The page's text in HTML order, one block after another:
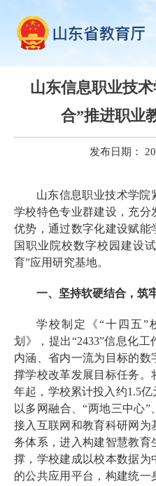
山东信息职业技
合”推进职业
发布日期：
山东信息职业技术学院
学校特色专业群建设，充分
优势，通过数字化建设赋能
国职业院校数字校园建设
育”应用研究基地。
一、坚持软硬结合，筑
学校制定《“十四五”
划》，提出“2433”信息化
内涵、省内一流为目标的
撑学校改革发展目标任务。
年起，学校累计投入约1.5
以多网融合、“两地三中心
接入互联网和教育科研网为
务体系，进入构建智慧教育
撑，学校建成以校本数据
的公共应用平台，构建统